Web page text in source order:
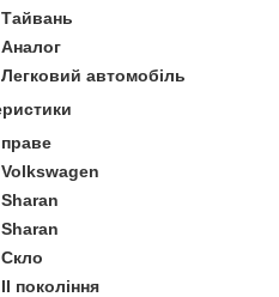
Тайвань
Аналог
Легковий автомобіль
праве
Volkswagen
Sharan
Sharan
Скло
II покоління